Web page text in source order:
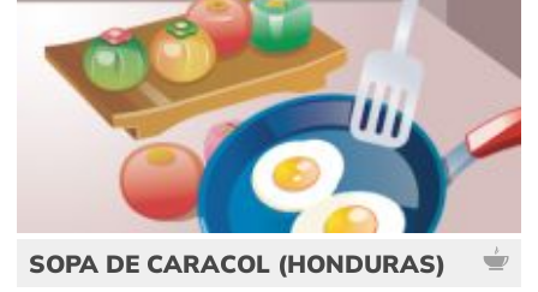
SOPA DE CARACOL (HONDURAS)